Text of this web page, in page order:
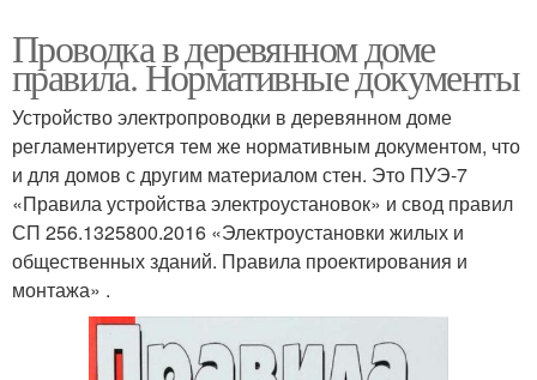
Проводка в деревянном доме
правила. Нормативные документы
Устройство электропроводки в деревянном доме
регламентируется тем же нормативным документом, что
и для домов с другим материалом стен. Это ПУЭ-7
«Правила устройства электроустановок» и свод правил
СП 256.1325800.2016 «Электроустановки жилых и
общественных зданий. Правила проектирования и
монтажа» .